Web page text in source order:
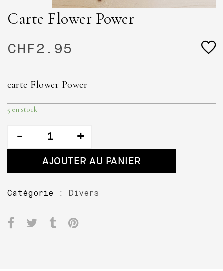
Carte Flower Power
CHF 2.95
carte Flower Power
5 en stock
quantité
Carte
Flower
AJOUTER AU PANIER
Catégorie : Divers